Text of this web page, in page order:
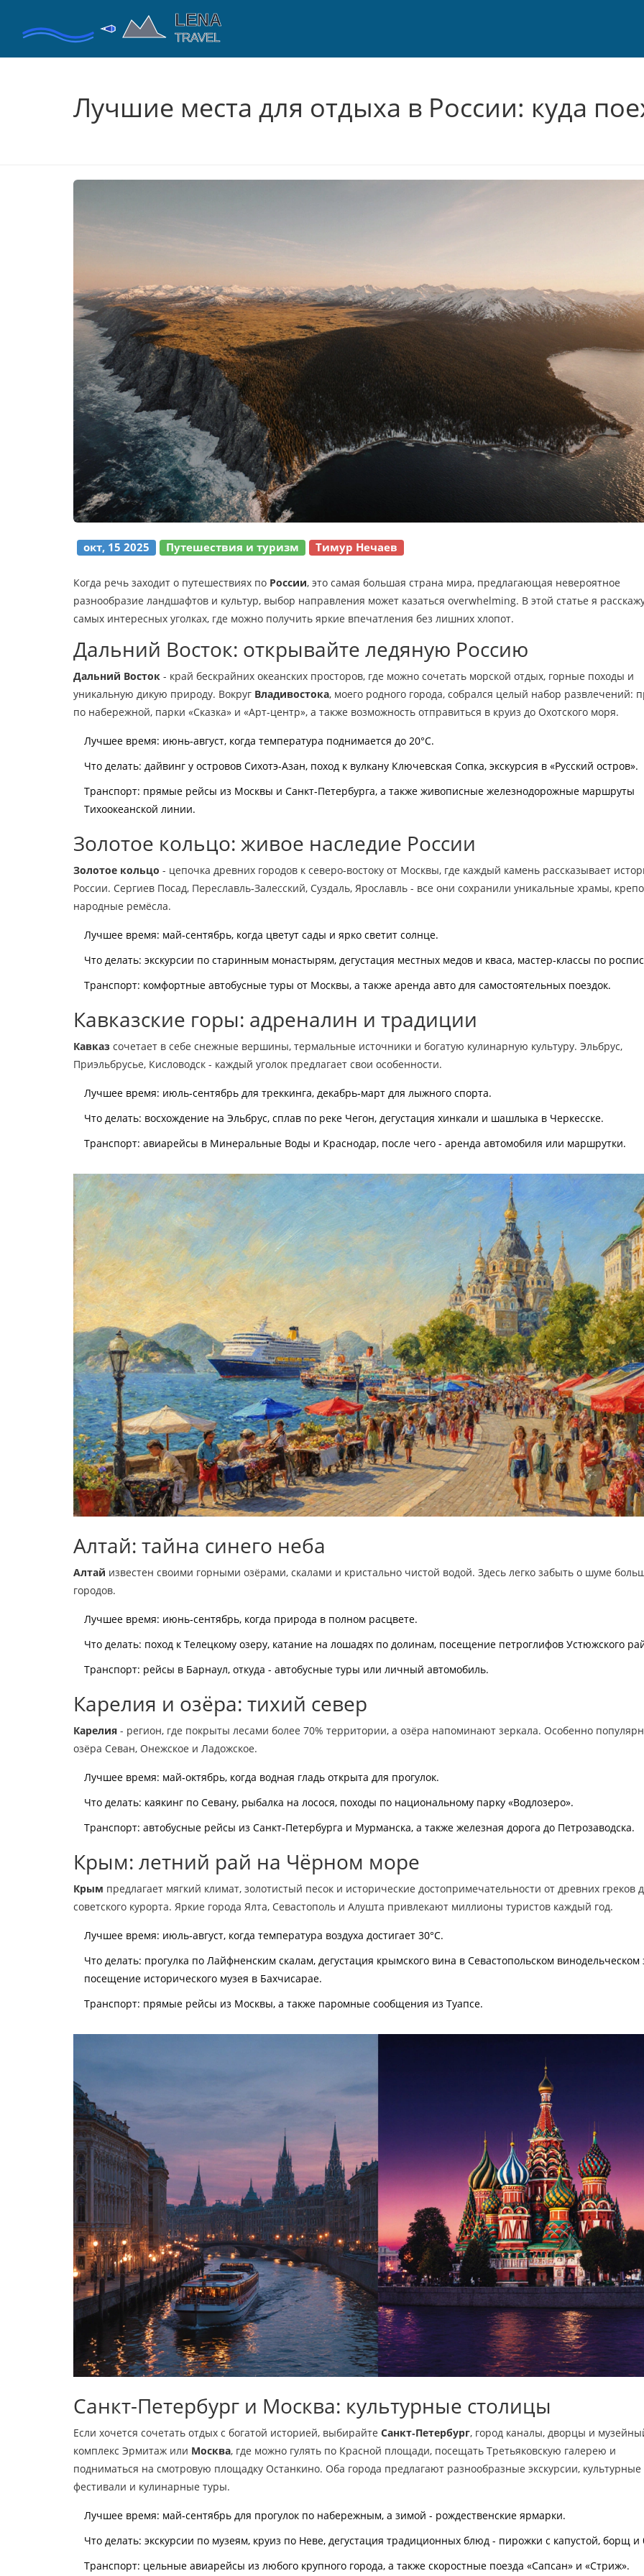
Лучшие места для отдыха в России: куда
окт, 15 2025 Путешествия и туризм Тимур Нечаев
Когда речь заходит о путешествиях по России, это самая большая страна мира, предлагающая невероятное
разнообразие ландшафтов и культур, выбор направления может казаться overwhelming. В этой статье я
самых интересных уголках, где можно получить яркие впечатления без лишних хлопот.
Дальний Восток: открывайте ледяную Россию
Дальний Восток - край бескрайних океанских просторов, где можно сочетать морской отдых, горные походы и
уникальную дикую природу. Вокруг Владивостока, моего родного города, собрался целый набор развлечений:
по набережной, парки «Сказка» и «Арт-центр», а также возможность отправиться в круиз до Охотского моря.
Лучшее время: июнь‑август, когда температура поднимается до 20°C.
Что делать: дайвинг у островов Сихотэ‑Азан, поход к вулкану Ключевская Сопка, экскурсия в «Русский остров».
Транспорт: прямые рейсы из Москвы и Санкт‑Петербурга, а также живописные железнодорожные маршруты
Тихоокеанской линии.
Золотое кольцо: живое наследие России
Золотое кольцо - цепочка древних городов к северо‑востоку от Москвы, где каждый камень рассказывает
России. Сергиев Посад, Переславль‑Залесский, Суздаль, Ярославль - все они сохранили уникальные храмы,
народные ремёсла.
Лучшее время: май‑сентябрь, когда цветут сады и ярко светит солнце.
Что делать: экскурсии по старинным монастырям, дегустация местных медов и кваса, мастер‑классы по
Транспорт: комфортные автобусные туры от Москвы, а также аренда авто для самостоятельных поездок.
Кавказские горы: адреналин и традиции
Кавказ сочетает в себе снежные вершины, термальные источники и богатую кулинарную культуру. Эльбрус,
Приэльбрусье, Кисловодск - каждый уголок предлагает свои особенности.
Лучшее время: июль‑сентябрь для треккинга, декабрь‑март для лыжного спорта.
Что делать: восхождение на Эльбрус, сплав по реке Чегон, дегустация хинкали и шашлыка в Черкесске.
Транспорт: авиарейсы в Минеральные Воды и Краснодар, после чего - аренда автомобиля или маршрутки.
Алтай: тайна синего неба
Алтай известен своими горными озёрами, скалами и кристально чистой водой. Здесь легко забыть о шуме
городов.
Лучшее время: июнь‑сентябрь, когда природа в полном расцвете.
Что делать: поход к Телецкому озеру, катание на лошадях по долинам, посещение петроглифов Устюжского
Транспорт: рейсы в Барнаул, откуда - автобусные туры или личный автомобиль.
Карелия и озёра: тихий север
Карелия - регион, где покрыты лесами более 70% территории, а озёра напоминают зеркала. Особенно
озёра Севан, Онежское и Ладожское.
Лучшее время: май‑октябрь, когда водная гладь открыта для прогулок.
Что делать: каякинг по Севану, рыбалка на лосося, походы по национальному парку «Водлозеро».
Транспорт: автобусные рейсы из Санкт‑Петербурга и Мурманска, а также железная дорога до Петрозаводска.
Крым: летний рай на Чёрном море
Крым предлагает мягкий климат, золотистый песок и исторические достопримечательности от древних греков
советского курорта. Яркие города Ялта, Севастополь и Алушта привлекают миллионы туристов каждый год.
Лучшее время: июль‑август, когда температура воздуха достигает 30°C.
Что делать: прогулка по Лайфненским скалам, дегустация крымского вина в Севастопольском винодельческом
посещение исторического музея в Бахчисарае.
Транспорт: прямые рейсы из Москвы, а также паромные сообщения из Туапсе.
Санкт-Петербург и Москва: культурные столицы
Если хочется сочетать отдых с богатой историей, выбирайте Санкт‑Петербург, город каналы, дворцы и
комплекс Эрмитаж или Москва, где можно гулять по Красной площади, посещать Третьяковскую галерею и
подниматься на смотровую площадку Останкино. Оба города предлагают разнообразные экскурсии, культурные
фестивали и кулинарные туры.
Лучшее время: май‑сентябрь для прогулок по набережным, а зимой - рождественские ярмарки.
Что делать: экскурсии по музеям, круиз по Неве, дегустация традиционных блюд - пирожки с капустой, борщ
Транспорт: цельные авиарейсы из любого крупного города, а также скоростные поезда «Сапсан» и «Стриж».